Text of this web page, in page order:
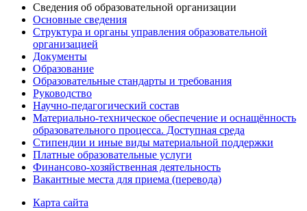
Сведения об образовательной организации
Основные сведения
Структура и органы управления образовательной
организацией
Документы
Образование
Образовательные стандарты и требования
Руководство
Научно-педагогический состав
Материально-техническое обеспечение и оснащённость
образовательного процесса. Доступная среда
Стипендии и иные виды материальной поддержки
Платные образовательные услуги
Финансово-хозяйственная деятельность
Вакантные места для приема (перевода)
Карта сайта